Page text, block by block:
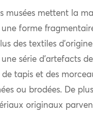
musées mettent la
forme
des textiles
série d’artefacts
tapis et des
ou brodées. De
originaux